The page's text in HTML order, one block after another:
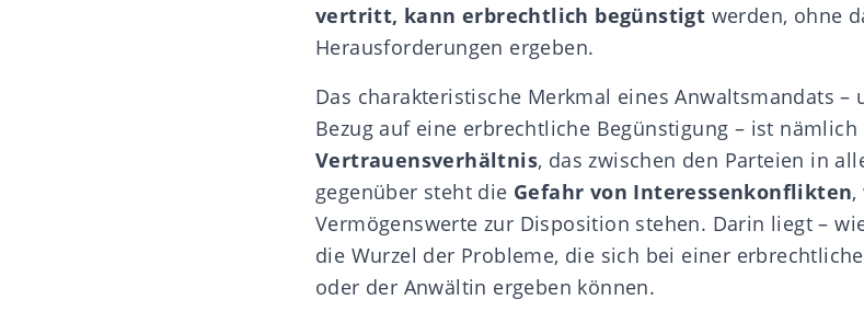
vertritt, kann erbrechtlich begünstigt werden, ohne
Herausforderungen ergeben.
Das charakteristische Merkmal eines Anwaltsmandats –
Bezug auf eine erbrechtliche Begünstigung – ist nämlich
Vertrauensverhältnis, das zwischen den Parteien in
gegenüber steht die Gefahr von Interessenkonflikten,
Vermögenswerte zur Disposition stehen. Darin liegt –
die Wurzel der Probleme, die sich bei einer
oder der Anwältin ergeben können.